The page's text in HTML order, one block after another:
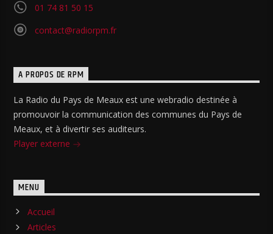
01 74 81 50 15
contact@radiorpm.fr
A PROPOS DE RPM
La Radio du Pays de Meaux est une webradio destinée à
promouvoir la communication des communes du Pays de
Meaux, et à divertir ses auditeurs.
Player externe
MENU
Accueil
Articles